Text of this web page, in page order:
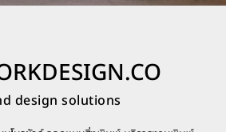
design solutions